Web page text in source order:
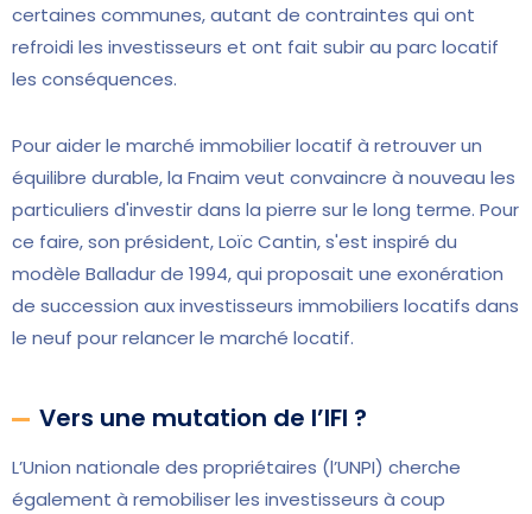
certaines communes, autant de contraintes qui ont
refroidi les investisseurs et ont fait subir au parc locatif
les conséquences.
Pour aider le marché immobilier locatif à retrouver un
équilibre durable, la Fnaim veut convaincre à nouveau les
particuliers d'investir dans la pierre sur le long terme. Pour
ce faire, son président, Loïc Cantin, s'est inspiré du
modèle Balladur de 1994, qui proposait une exonération
de succession aux investisseurs immobiliers locatifs dans
le neuf pour relancer le marché locatif.
Vers une mutation de l’IFI ?
L’Union nationale des propriétaires (l’UNPI) cherche
également à remobiliser les investisseurs à coup